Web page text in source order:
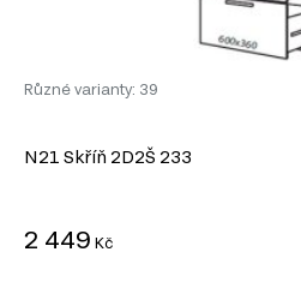
Různé varianty: 39
N21 Skříň 2D2Š 233
2 449 Kč